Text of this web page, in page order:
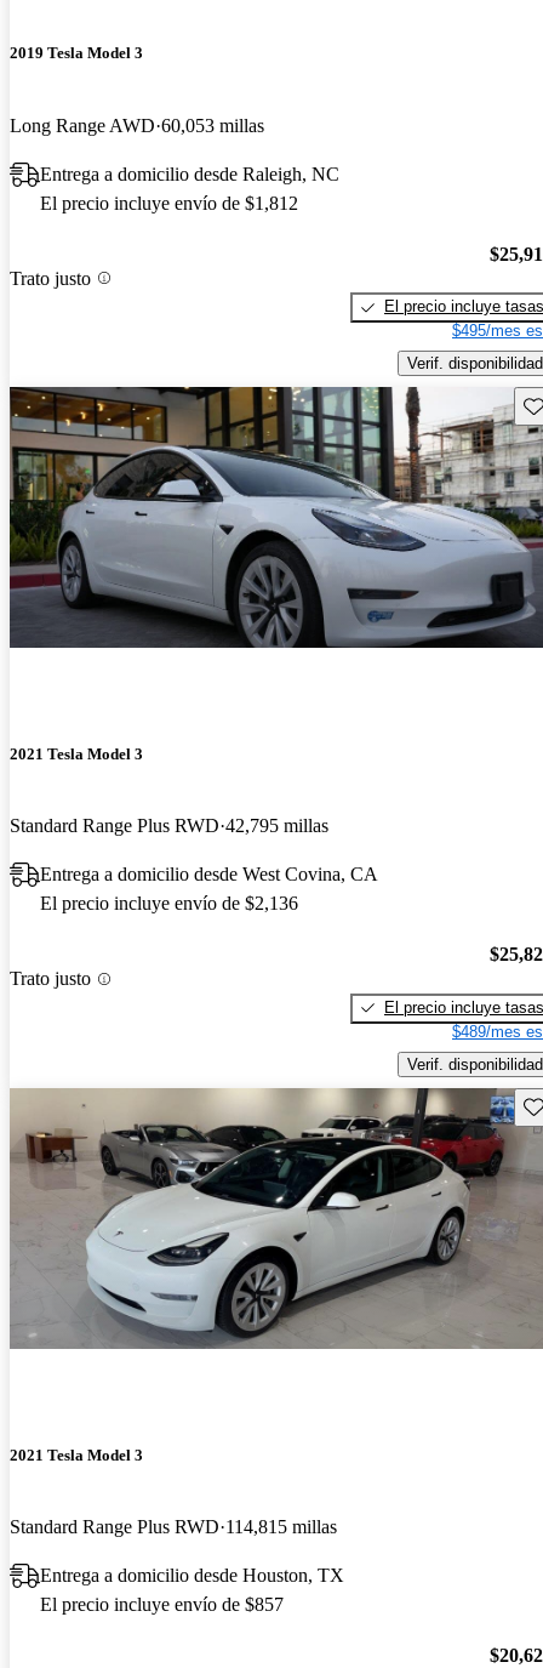
2019 Tesla Model 3
Long Range AWD 60,053 millas
Entrega a domicilio desde Raleigh, NC
El precio incluye envío de $1,812
Trato justo
El precio incluye tasas
$495/mes
Verif. disponibilidad
2021 Tesla Model 3
Standard Range Plus RWD 42,795 millas
Entrega a domicilio desde West Covina, CA
El precio incluye envío de $2,136
Trato justo
El precio incluye tasas
$489/mes
Verif. disponibilidad
2021 Tesla Model 3
Standard Range Plus RWD 114,815 millas
Entrega a domicilio desde Houston, TX
El precio incluye envío de $857